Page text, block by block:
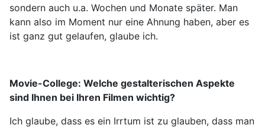
sondern auch u.a. Wochen und Monate später. Man
kann also im Moment nur eine Ahnung haben, aber es
ist ganz gut gelaufen, glaube ich.
Movie-College: Welche gestalterischen Aspekte
sind Ihnen bei Ihren Filmen wichtig?
Ich glaube, dass es ein Irrtum ist zu glauben, dass man